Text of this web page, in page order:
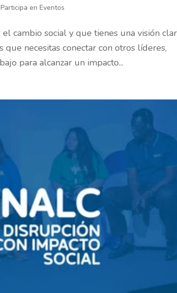
Participa en Eventos
cambio social y que tienes una visión
necesitas conectar con otros líderes,
para alcanzar un impacto...